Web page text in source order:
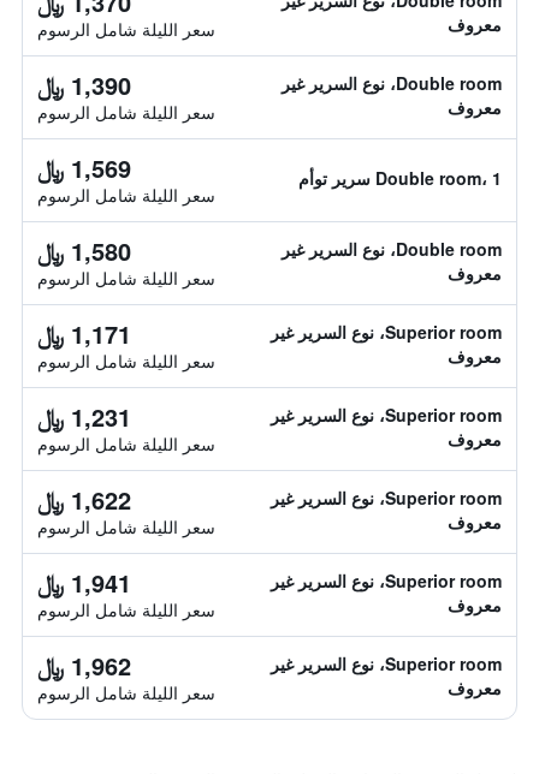
معروف
سعر الليلة شامل الرسوم
Double room، نوع السرير غير
معروف
1,390 ﷼
سعر الليلة شامل الرسوم
Double room، 1 سرير توأم 1,569 ﷼
سعر الليلة شامل الرسوم
Double room، نوع السرير غير
معروف
1,580 ﷼
سعر الليلة شامل الرسوم
Superior room، نوع السرير غير
معروف
1,171 ﷼
سعر الليلة شامل الرسوم
Superior room، نوع السرير غير
معروف
1,231 ﷼
سعر الليلة شامل الرسوم
Superior room، نوع السرير غير
معروف
1,622 ﷼
سعر الليلة شامل الرسوم
Superior room، نوع السرير غير
معروف
1,941 ﷼
سعر الليلة شامل الرسوم
Superior room، نوع السرير غير
معروف
1,962 ﷼
سعر الليلة شامل الرسوم